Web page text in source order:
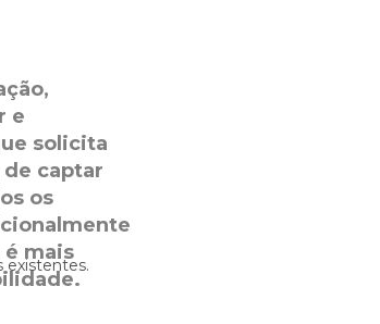
e
solicita
captar
os
mais
existentes.